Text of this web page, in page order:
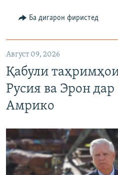
Ба дигарон фиристед
Август 09, 2026
Қабули
Русия ва Эрон
Амрико